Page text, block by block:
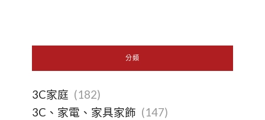
分類
3C家庭 (182)
3C、家電、家具家飾 (147)